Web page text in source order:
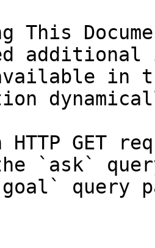
This
in
HTTP GET
`ask`
query